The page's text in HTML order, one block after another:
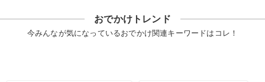
おでかけトレンド
今みんなが気になっているおでかけ関連キーワードはコレ！